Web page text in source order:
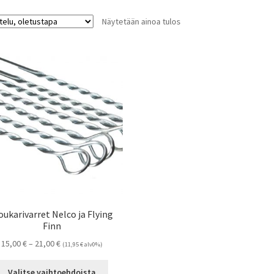
Näytetään ainoa tulos
Nelco ja Flying
Finn
15,00€– 21,00€Hintaluokka:
-
(11,95€alv0%)